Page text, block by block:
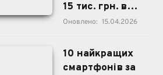
15 тис. грн. в
Україні
Оновлено: 15.04.2026
10 найкращих
смартфонів за